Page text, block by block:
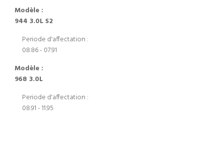
Modèle :
944 3.0L S2
Periode d'affectation :
08.86 - 07.91
Modèle :
968 3.0L
Periode d'affectation :
08.91 - 11.95